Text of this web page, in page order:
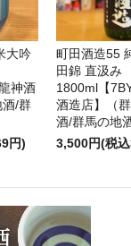
大吟
神酒
酒/群
円)
町田酒造55
田錦 直汲み
1800ml【
酒造店】（
酒/群馬の地
3,500円(税